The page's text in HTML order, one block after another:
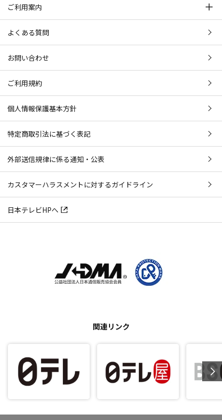
ご利用案内
よくある質問
お問い合わせ
ご利用規約
個人情報保護基本方針
特定商取引法に基づく表記
外部送信規律に係る通知・公表
カスタマーハラスメントに対するガイドライン
日本テレビHPへ
関連リンク